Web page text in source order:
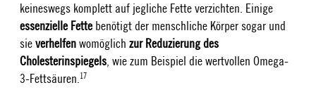
keineswegs komplett auf jegliche Fette verzichten. Einige
essenzielle Fettebenötigt der menschliche Körper sogar und
sie verhelfen womöglich zur Reduzierung des
Cholesterinspiegels, wie zum Beispiel die wertvollen Omega-
3-Fettsäuren.17